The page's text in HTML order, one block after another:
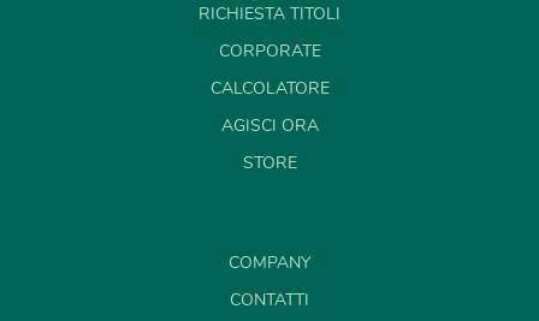
RICHIESTA TITOLI
CORPORATE
CALCOLATORE
AGISCI ORA
STORE
COMPANY
CONTATTI